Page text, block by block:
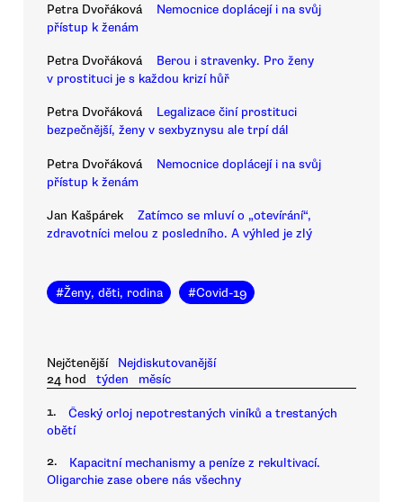
Petra Dvořáková
Nemocnice doplácejí i na svůj
přístup k ženám
Petra Dvořáková
Berou i stravenky. Pro ženy
v prostituci je s každou krizí hůř
Petra Dvořáková
Legalizace činí prostituci
bezpečnější, ženy v sexbyznysu ale trpí dál
Petra Dvořáková
Nemocnice doplácejí i na svůj
přístup k ženám
Jan Kašpárek
Zatímco se mluví o „otevírání“,
zdravotníci melou z posledního. A výhled je zlý
#Ženy, děti, rodina #Covid-19
Nejčtenější
Nejdiskutovanější
24 hod
týden měsíc
1.
Český orloj nepotrestaných viníků a trestaných
obětí
2.
Kapacitní mechanismy a peníze z rekultivací.
Oligarchie zase obere nás všechny